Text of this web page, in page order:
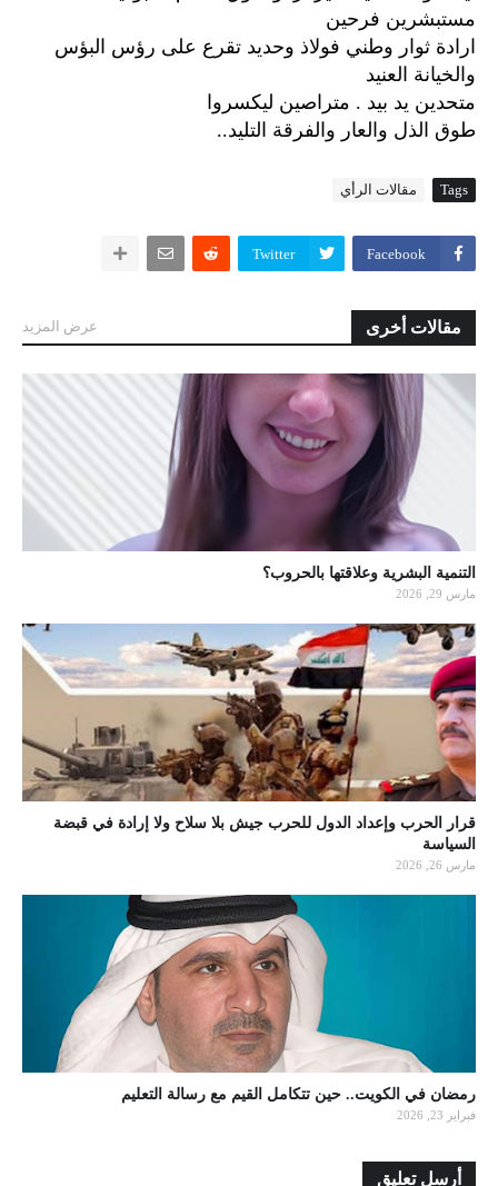
مستبشرين فرحين
ارادة ثوار وطني فولاذ وحديد تقرع على رؤس البؤس
والخيانة العنيد
متحدين يد بيد . متراصين ليكسروا
طوق الذل والعار والفرقة التليد..
Tags مقالات الرأي
Facebook
Twitter
مقالات أخرى عرض المزيد
التنمية البشرية وعلاقتها بالحروب؟
مارس 29, 2026
قرار الحرب وإعداد الدول للحرب جيش بلا سلاح ولا إرادة في قبضة
السياسة
مارس 26, 2026
رمضان في الكويت.. حين تتكامل القيم مع رسالة التعليم
فبراير 23, 2026
أرسل تعليق